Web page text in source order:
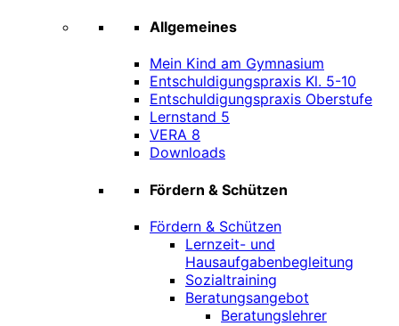
Allgemeines
Mein Kind am Gymnasium
Entschuldigungspraxis Kl. 5-10
Entschuldigungspraxis Oberstufe
Lernstand 5
VERA 8
Downloads
Fördern & Schützen
Fördern & Schützen
Lernzeit- und
Hausaufgabenbegleitung
Sozialtraining
Beratungsangebot
Beratungslehrer